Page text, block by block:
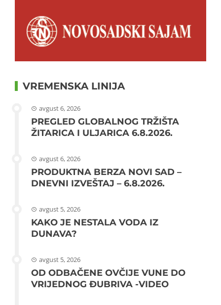
VREMENSKA LINIJA
avgust 6, 2026
PREGLED GLOBALNOG TRŽIŠTA
ŽITARICA I ULJARICA 6.8.2026.
avgust 6, 2026
PRODUKTNA BERZA NOVI SAD –
DNEVNI IZVEŠTAJ – 6.8.2026.
avgust 5, 2026
KAKO JE NESTALA VODA IZ
DUNAVA?
avgust 5, 2026
OD ODBAČENE OVČIJE VUNE DO
VRIJEDNOG ĐUBRIVA -VIDEO